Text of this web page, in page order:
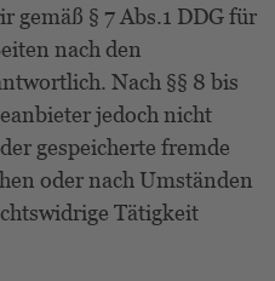
gemäß § 7 Abs.1 DDG für
nach den
Nach §§ 8 bis
jedoch nicht
gespeicherte fremde
oder nach Umständen
Tätigkeit